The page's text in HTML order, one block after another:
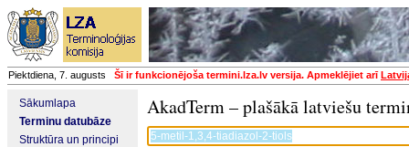
Piektdiena, 7. augusts Šī ir funkcionējoša termini.lza.lv versija. Apmeklējiet arī
Sākumlapa
Terminu datubāze
Struktūra un principi
AkadTerm – plašākā latviešu